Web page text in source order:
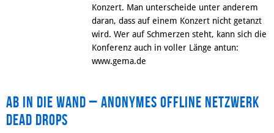
Konzert. Man unterscheide unter anderem
daran, dass auf einem Konzert nicht getanzt
wird. Wer auf Schmerzen steht, kann sich die
Konferenz auch in voller Länge antun:
www.gema.de
Ab in die Wand – Anonymes offline Netzwerk
Dead Drops